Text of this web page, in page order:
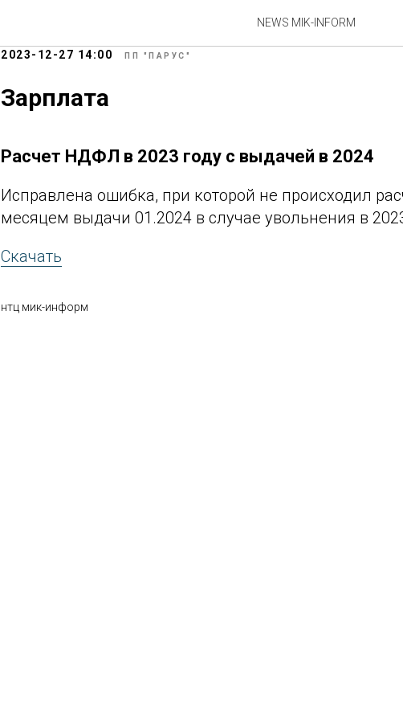
NEWS MIK-INFORM
ПАРУС-Бюджет 10. Патч
2023-12-27 14:00 ПП "ПАРУС"
Зарплата
Расчет НДФЛ в 2023 году с выдачей в 2024
Исправлена ошибка, при которой не происходил
месяцем выдачи 01.2024 в случае увольнения в
Скачать
нтц мик-информ